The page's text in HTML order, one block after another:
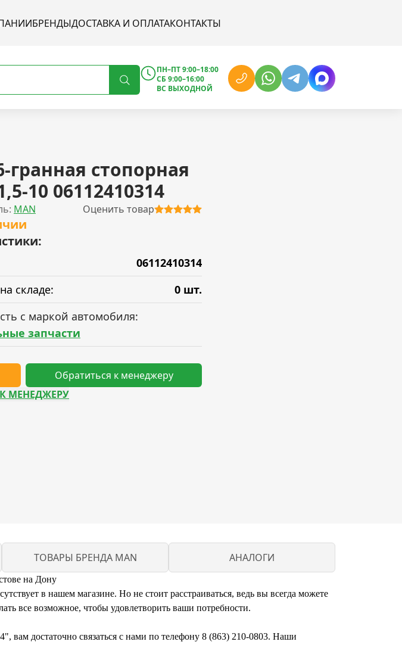
БРЕНДЫДОСТАВКА И ОПЛАТАКОНТАКТЫ
ПН–ПТ 9:00–18:00
СБ 9:00–16:00
ВС ВЫХОДНОЙ
гранная стопорная
10 06112410314
MAN Оценить товар
06112410314
складе:
0 шт.
с маркой автомобиля:
запчасти
Обратиться к менеджеру
МЕНЕДЖЕРУ
ТОВАРЫ БРЕНДА MAN АНАЛОГИ
на Дону
в нашем магазине. Но не стоит расстраиваться, ведь вы всегда можете
все возможное, чтобы удовлетворить ваши потребности.
вам достаточно связаться с нами по телефону 8 (863) 210-0803. Наши